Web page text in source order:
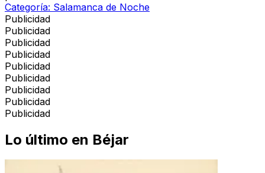
Categoría: Salamanca de Noche
Publicidad
Publicidad
Publicidad
Publicidad
Publicidad
Publicidad
Publicidad
Publicidad
Publicidad
Lo último en Béjar